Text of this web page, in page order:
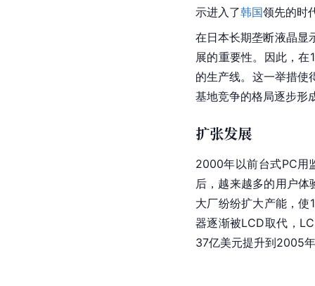
示进入了韩国领先的时
在日本长期垄断液晶显
展的重要性。因此，
的生产线。这一举措使
基地竞争的格局逐步形
扩张发展
2000年以前台式PC用
后，越来越多的用户
大厂纷纷扩大产能，
器逐渐被LCD取代，
37亿美元提升到2005